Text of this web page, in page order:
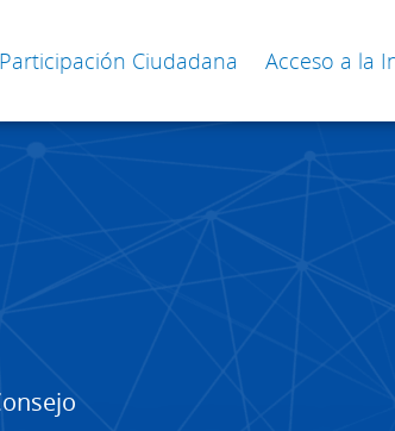
Participación Ciudadana Acceso a la